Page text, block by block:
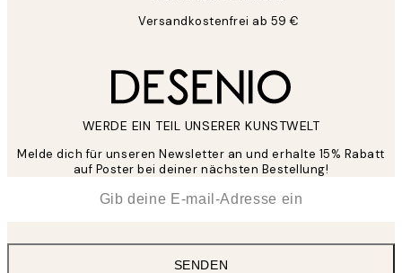
Versandkostenfrei ab 59 €
WERDE EIN TEIL UNSERER KUNSTWELT
Melde dich für unseren Newsletter an und erhalte 15% Rabatt
auf Poster bei deiner nächsten Bestellung!
SENDEN